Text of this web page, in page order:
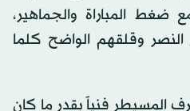
ضغط المباراة والجماهير،
وقلقهم الواضح كلما
المسيطر فنياً بقدر ما كان